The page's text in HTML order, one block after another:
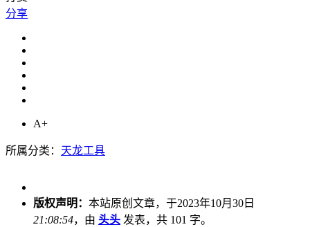
分享
A+
所属分类： 天龙工具
版权声明： 本站原创文章，于2023年10月30日
21:08:54，由 头头 发表，共 101 字。